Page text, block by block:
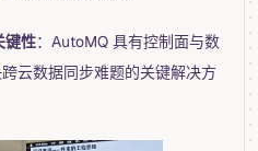
键性：AutoMQ 具有控制面与数
云数据同步难题的关键解决方